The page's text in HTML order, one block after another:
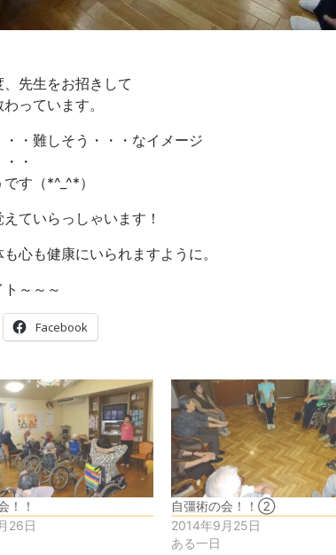
、先生をお招きして
っています。
・・難しそう・・・なイメージ
・
す（*^_^*）
ていらっしゃいます！
心も健康にいられますように。
～～～
Facebook
！！
26日
自彊術の会！！②
2014年9月25日
ある一日